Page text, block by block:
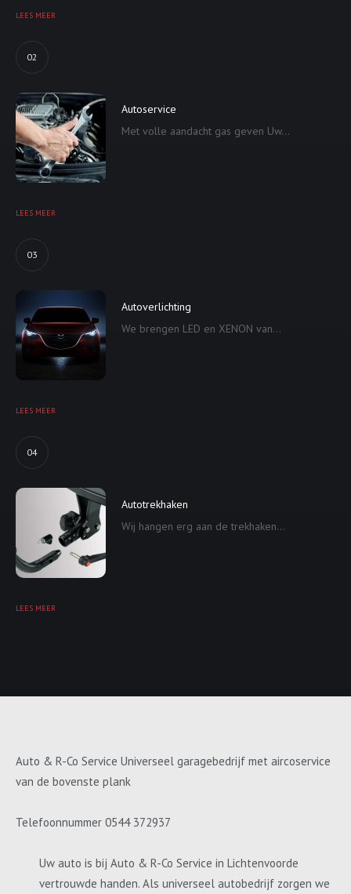
LEES MEER
02
Autoservice
Met volle aandacht gas geven Uw...
LEES MEER
03
Autoverlichting
We brengen LED en XENON van...
LEES MEER
04
Autotrekhaken
Wij hangen erg aan de trekhaken...
LEES MEER
Auto & R-Co Service Universeel garagebedrijf met aircoservice
van de bovenste plank
Telefoonnummer 0544 372937
Uw auto is bij Auto & R-Co Service in Lichtenvoorde
vertrouwde handen. Als universeel autobedrijf zorgen we